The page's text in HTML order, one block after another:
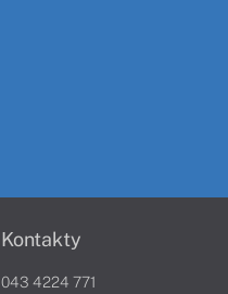
Kontakty
043 4224 771